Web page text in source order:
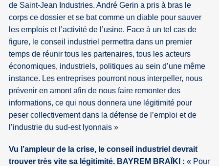
de Saint-Jean Industries. André Gerin a pris à bras le
corps ce dossier et se bat comme un diable pour sauver
les emplois et l’activité de l’usine. Face à un tel cas de
figure, le conseil industriel permettra dans un premier
temps de réunir tous les partenaires, tous les acteurs
économiques, industriels, politiques au sein d’une même
instance. Les entreprises pourront nous interpeller, nous
prévenir en amont afin de nous faire remonter des
informations, ce qui nous donnera une légitimité pour
peser collectivement dans la défense de l’emploi et de
l’industrie du sud-est lyonnais »
Vu l’ampleur de la crise, le conseil industriel devrait
trouver très vite sa légitimité. BAYREM BRAÏKI : « Pour